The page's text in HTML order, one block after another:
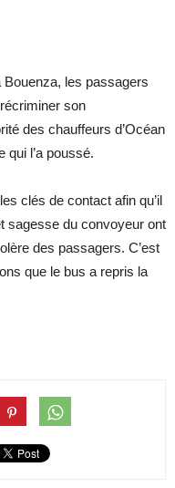
Bouenza, les passagers
son
des chauffeurs d’Océan
qui l’a poussé.
clés de contact afin qu’il
sagesse du convoyeur ont
des passagers. C’est
que le bus a repris la